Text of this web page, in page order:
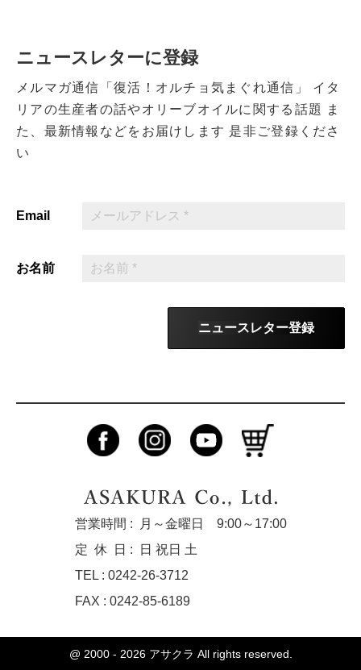
ニュースレターに登録
メルマガ通信「復活！オルチョ気まぐれ通信」
イタ
リアの生産者の話やオリーブオイルに関する話題
ま
た、最新情報などをお届けします 是非ご登録くださ
い
Email
お名前
ニュースレター登録
営業時間 :
月～金曜日 9:00～17:00
定休
日 :
日 祝日 土
TEL : 0242-26-3712
FAX : 0242-85-6189
@ 2000 - 2026 アサクラ All rights reserved.